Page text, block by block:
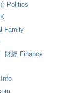
Politics
Family
財經 Finance